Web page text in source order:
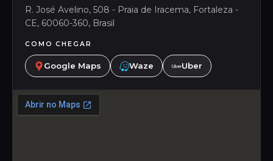
R. José Avelino, 508 - Praia de Iracema, Fortaleza -
CE, 60060-360, Brasil
COMO CHEGAR
Google Maps Waze Uber